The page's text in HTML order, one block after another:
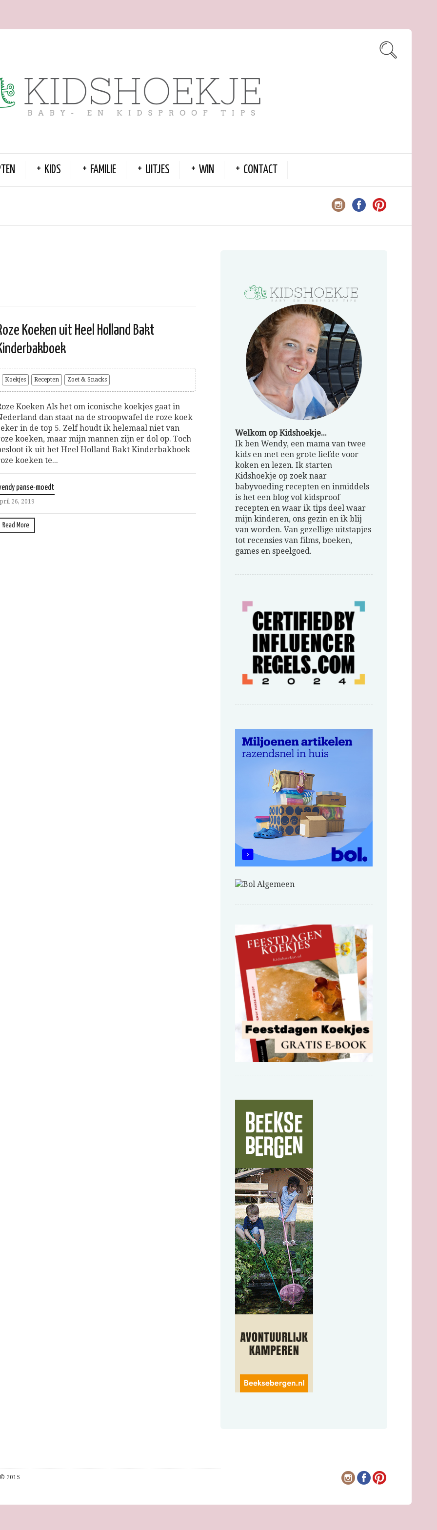
KIDS FAMILIE UITJES WIN CONTACT
Koeken uit Heel Holland Bakt
Koekjes Recepten Zoet & Snacks
Koeken Als het om iconische koekjes gaat in
dan staat na de stroopwafel de roze koek
in de top 5. Zelf houdt ik helemaal niet van
koeken, maar mijn mannen zijn er dol op. Toch
ik uit het Heel Holland Bakt Kinderbakboek
koeken te...
panse-moedt
26, 2019
Read More
Welkom op Kidshoekje...
Ik ben Wendy, een mama van twee
kids en met een grote liefde voor
koken en lezen. Ik starten
Kidshoekje op zoek naar
babyvoeding recepten en inmiddels
is het een blog vol kidsproof
recepten en waar ik tips deel waar
mijn kinderen, ons gezin en ik blij
van worden. Van gezellige uitstapjes
tot recensies van films, boeken,
games en speelgoed.
2015